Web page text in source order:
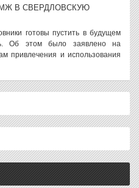
В СВЕРДЛОВСКУЮ
готовы пустить в будущем
Об этом было заявлено на
привлечения и использования